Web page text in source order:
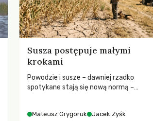
Susza postępuje małymi
krokami
Powodzie i susze – dawniej rzadko
spotykane stają się nową normą –
SGGW.
Mateusz Grygoruk Jacek Zyśk